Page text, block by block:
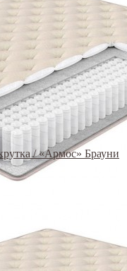
/ «Армос» Брауни